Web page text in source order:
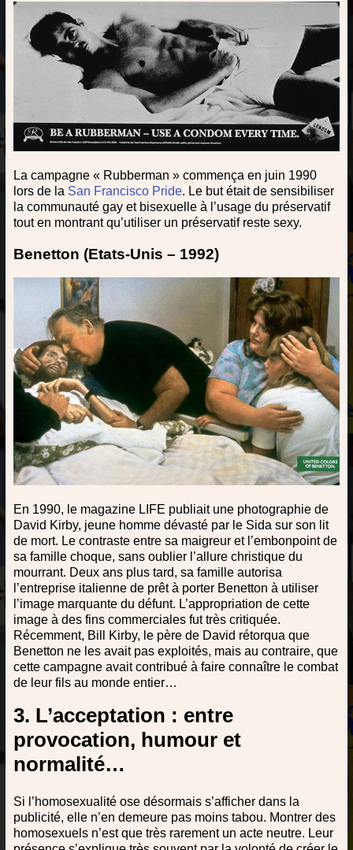
La campagne « Rubberman » commença en juin 1990
lors de la San Francisco Pride. Le but était de sensibiliser
la communauté gay et bisexuelle à l’usage du préservatif
tout en montrant qu’utiliser un préservatif reste sexy.
Benetton (Etats-Unis – 1992)
En 1990, le magazine LIFE publiait une photographie de
David Kirby, jeune homme dévasté par le Sida sur son lit
de mort. Le contraste entre sa maigreur et l’embonpoint de
sa famille choque, sans oublier l’allure christique du
mourrant. Deux ans plus tard, sa famille autorisa
l’entreprise italienne de prêt à porter Benetton à utiliser
l’image marquante du défunt. L’appropriation de cette
image à des fins commerciales fut très critiquée.
Récemment, Bill Kirby, le père de David rétorqua que
Benetton ne les avait pas exploités, mais au contraire, que
cette campagne avait contribué à faire connaître le combat
de leur fils au monde entier…
3. L’acceptation : entre
provocation, humour et
normalité…
Si l’homosexualité ose désormais s’afficher dans la
publicité, elle n’en demeure pas moins tabou. Montrer des
homosexuels n’est que très rarement un acte neutre. Leur